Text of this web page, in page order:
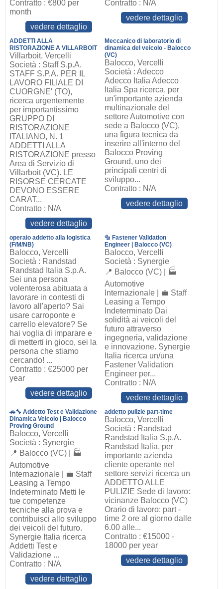
Contratto : €800 per
month
vedere dettaglio
Contratto : N/A
vedere dettaglio
ADDETTI ALLA
RISTORAZIONE A VILLARBOIT
Villarboit, Vercelli
Società : Staff S.p.A.
STAFF S.P.A. PER IL
LAVORO FILIALE DI
CUORGNE' (TO),
ricerca urgentemente
per importantissimo
GRUPPO DI
RISTORAZIONE
ITALIANO, N. 1
ADDETTI ALLA
RISTORAZIONE presso
Area di Servizio di
Villarboit (VC). LE
RISORSE CERCATE
DEVONO ESSERE
CARAT...
Contratto : N/A
vedere dettaglio
Meccanico di laboratorio di
dinamica del veicolo - Balocco
(VC)
Balocco, Vercelli
Società : Adecco
Adecco Italia Adecco
Italia Spa ricerca, per
un'importante azienda
multinazionale del
settore Automotive con
sede a Balocco (VC),
una figura tecnica da
inserire all'interno del
Balocco Proving
Ground, uno dei
principali centri di
sviluppo...
Contratto : N/A
vedere dettaglio
operaio addetto alla logistica
(F/M/NB)
Balocco, Vercelli
Società : Randstad
Randstad Italia S.p.A.
Sei una persona
volenterosa abituata a
lavorare in contesti di
lavoro all'aperto? Sai
usare carroponte e
carrello elevatore? Se
hai voglia di imparare e
di metterti in gioco, sei la
persona che stiamo
cercando! ...
Contratto : €25000 per
year
vedere dettaglio
🔩 Fastener Validation
Engineer | Balocco (VC)
Balocco, Vercelli
Società : Synergie
📍 Balocco (VC) | 🏭
Automotive
Internazionale | 💼 Staff
Leasing a Tempo
Indeterminato Dai
solidità ai veicoli del
futuro attraverso
ingegneria, validazione
e innovazione. Synergie
Italia ricerca un/una
Fastener Validation
Engineer per...
Contratto : N/A
vedere dettaglio
🚗🔧 Addetto Test e Validazione
Dinamica Veicolo | Balocco
Proving Ground
Balocco, Vercelli
Società : Synergie
📍 Balocco (VC) | 🏭
Automotive
Internazionale | 💼 Staff
Leasing a Tempo
Indeterminato Metti le
tue competenze
tecniche alla prova e
contribuisci allo sviluppo
dei veicoli del futuro.
Synergie Italia ricerca
Addetti Test e
Validazione ...
Contratto : N/A
vedere dettaglio
addetto pulizie part-time
Balocco, Vercelli
Società : Randstad
Randstad Italia S.p.A.
Randstad Italia, per
importante azienda
cliente operante nel
settore servizi ricerca un
ADDETTO ALLE
PULIZIE Sede di lavoro:
vicinanze Balocco (VC)
Orario di lavoro: part -
time 2 ore al giorno dalle
6.00 alle...
Contratto : €15000 -
18000 per year
vedere dettaglio